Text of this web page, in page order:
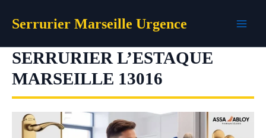
Serrurier Marseille Urgence
SERRURIER L’ESTAQUE
MARSEILLE 13016